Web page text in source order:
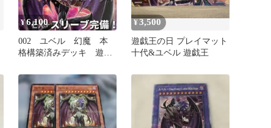
¥6,100
002 ユベル 幻魔 本
格構築済みデッキ 遊戯
¥3,500
遊戯王の日 プレイマット
十代&ユベル 遊戯王